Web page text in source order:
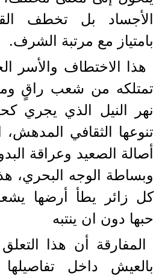
الأجساد بل تخطف
بامتياز مع مرتبة الشرف.
هذا الاختطاف والأسر
تمتلكه من شعب راقٍ
نهر النيل الذي يجري
تنوعها الثقافي
أصالة الصعيد وعراقة
وبساطة الوجه البحري،
كل زائر يطأ أرضها
حبها دون ان ينتبه
المفارقة أن هذا
بالعيش داخل